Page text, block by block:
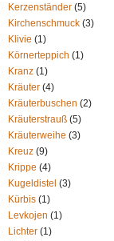
Kerzenständer (5)
Kirchenschmuck (3)
Klivie (1)
Körnerteppich (1)
Kranz (1)
Kräuter (4)
Kräuterbuschen (2)
Kräuterstrauß (5)
Kräuterweihe (3)
Kreuz (9)
Krippe (4)
Kugeldistel (3)
Kürbis (1)
Levkojen (1)
Lichter (1)